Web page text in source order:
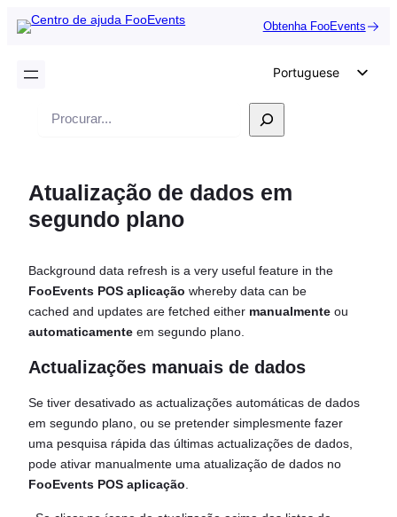
Obtenha FooEvents
Portuguese
English
German
Spanish
Polish
Czech
Pesquisar
Atualização de dados em
segundo plano
Background data refresh is a very useful feature in the
FooEvents POS aplicação whereby data can be
cached and updates are fetched either manualmente ou
automaticamente em segundo plano.
Actualizações manuais de dados
Se tiver desativado as actualizações automáticas de dados
em segundo plano, ou se pretender simplesmente fazer
uma pesquisa rápida das últimas actualizações de dados,
pode ativar manualmente uma atualização de dados no
FooEvents POS aplicação